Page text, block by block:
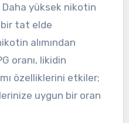
Daha yüksek nikotin
tat elde
alımından
oranı, likidin
özelliklerini etkiler;
uygun bir oran